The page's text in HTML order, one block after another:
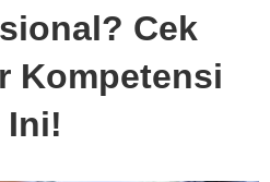
Cek
Kompetensi
Ini!